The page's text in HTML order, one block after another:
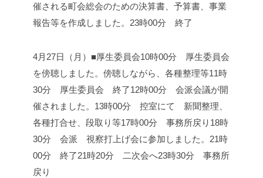
催される町会総会のための決算書、予算書、事業
報告等を作成しました。 23時00分 終了
4月27日（月）■厚生委員会10時00分 厚生委員会
を傍聴しました。 傍聴しながら、各種整理等11時
30分 厚生委員会 終了12時00分 会派会議が開
催されました。 13時00分 控室にて 新聞整理、
各種打合せ、段取り等17時00分 事務所戻り 18時
30分 会派 視察打上げ会に参加しました。 21時
00分 終了21時20分 二次会へ23時30分 事務所
戻り